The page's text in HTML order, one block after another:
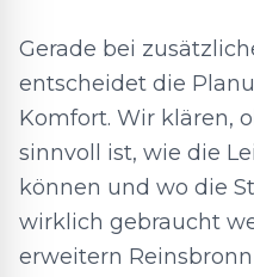
Gerade bei
entscheidet die
Komfort. Wir klären,
sinnvoll ist, wie die
können und wo die
wirklich gebraucht
erweitern